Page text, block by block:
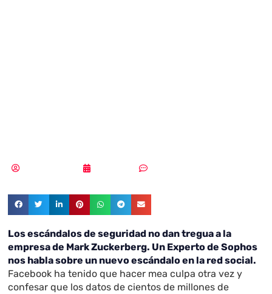
Los escándalos de seguridad no dan tregua a la
empresa de Mark Zuckerberg. Un Experto de Sophos
nos habla sobre un nuevo escándalo en la red social.
Facebook ha tenido que hacer mea culpa otra vez y
confesar que los datos de cientos de millones de